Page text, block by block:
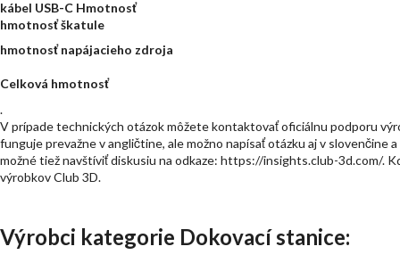
kábel USB-C Hmotnosť
hmotnosť škatule
hmotnosť napájacieho zdroja
Celková hmotnosť
.
V prípade technických otázok môžete kontaktovať oficiálnu podporu
funguje prevažne v angličtine, ale možno napísať otázku aj v slovenčine
možné tiež navštíviť diskusiu na odkaze: https://insights.club-3d.com/.
výrobkov Club 3D.
Výrobci kategorie Dokovací stanice: